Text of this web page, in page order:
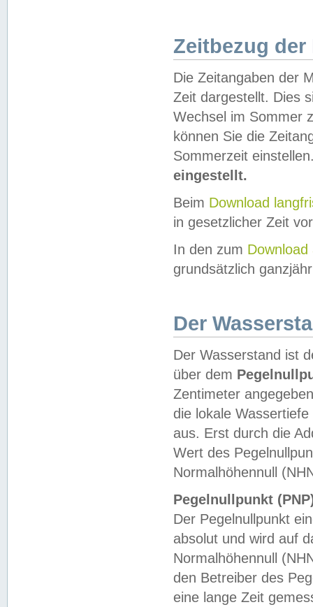
Zeitbezug der
Die Zeitangaben der
Zeit dargestellt. Dies
Wechsel im Sommer
können Sie die
Sommerzeit
eingestellt.
Beim Download
in gesetzlicher Zeit
In den zum Download
grundsätzlich
Der
Der Wasserstand ist
über dem
Zentimeter
die lokale
aus. Erst durch die
Wert des
Normalhöhennull
Pegelnullpunkt
Der Pegelnullpunkt
absolut und wird auf
Normalhöhennull
den Betreiber des
eine lange Zeit